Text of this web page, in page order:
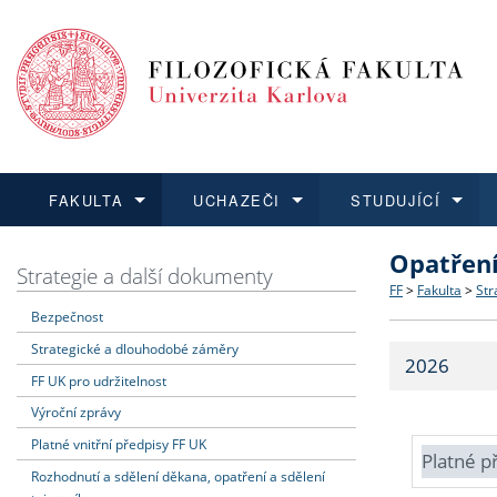
FAKULTA
Dozvědět se více
Struktura
Strategie
Fakultní
UCHAZEČI
Podat přihlášku
Co
Učitelské
STUDUJÍCÍ
Dozvědět se více
Dozvědět se více
O vědě a
Dozvědět se více
Aktuální
Strategie a další dokumenty
Bezpečnost
Strategické a dlouhodobé záměry
FF UK pro udržitelnost
Výroční zprávy
Platné vnitřní předpisy FF UK
Rozhodnutí a sdělení děkana, opatření a sdělení
FF > Fakulta >
2026
Platné